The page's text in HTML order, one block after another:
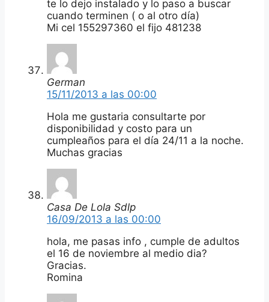
te lo dejo instalado y lo paso a buscar
cuando terminen ( o al otro día)
Mi cel 155297360 el fijo 481238
German
15/11/2013 a las 00:00
Hola me gustaria consultarte por
disponibilidad y costo para un
cumpleaños para el día 24/11 a la noche.
Muchas gracias
Casa De Lola Sdlp
16/09/2013 a las 00:00
hola, me pasas info , cumple de adultos
el 16 de noviembre al medio dia?
Gracias.
Romina